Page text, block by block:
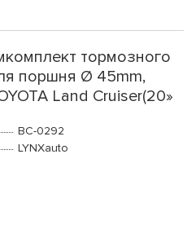
тормозного
поршня Ø 45mm,
Land Cruiser(20»
BC-0292
LYNXauto